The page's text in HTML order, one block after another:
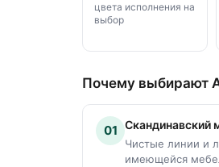
цвета исполнения на
выбор
Почему выбирают
01 Скандинавский
Чистые линии и
имеющейся